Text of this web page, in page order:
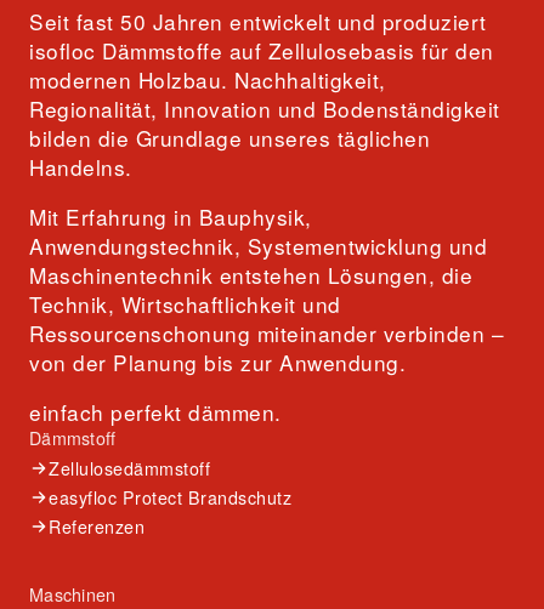
Seit fast 50 Jahren entwickelt und produziert
isofloc Dämmstoffe auf Zellulosebasis für den
modernen Holzbau. Nachhaltigkeit,
Regionalität, Innovation und Bodenständigkeit
bilden die Grundlage unseres täglichen
Handelns.
Mit Erfahrung in Bauphysik,
Anwendungstechnik, Systementwicklung und
Maschinentechnik entstehen Lösungen, die
Technik, Wirtschaftlichkeit und
Ressourcenschonung miteinander verbinden –
von der Planung bis zur Anwendung.
einfach perfekt dämmen.
Dämmstoff
Zellulosedämmstoff
easyfloc Protect Brandschutz
Referenzen
Maschinen